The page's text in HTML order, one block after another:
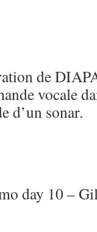
de
vocale
d’un sonar.
day 10 –